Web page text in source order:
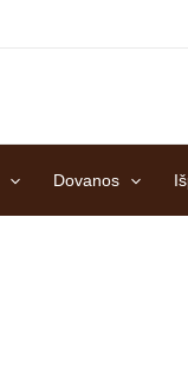
Dovanos